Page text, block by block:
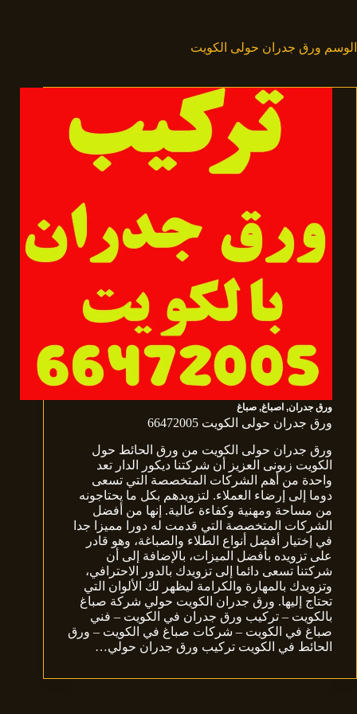
الوسم ورق جدران حولى الكويت
ورق جدران, اصباغ, صباغ
ورق جدران حولى الكويت 66472005
ورق جدران حولى الكويت من ورق الحائط حول
الكويت زبونى العزيز أن شركتنا ديكور الدار تعد
واحدة من أهم الشركات المتخصصة التي تسعى
دوما إلى إرضاء العملاء. لتزويدهم بكل ما يحتاجونه
من مساحة ومهنية وكفاءة عالية. إنها من أفضل
الشركات المتخصصة التي قدمت له دورا مميزا جدا
في إختيار أفضل أنواع الطلاء والصباغة، وهو قادر
على تزويده بأفضل الميزات، بالإضافة إلى أن
شركتنا تسعى دائما إلى تزويدك بالدور الاحترافي،
وتزويدك بالمهارة والكرامة ليظهر لك الألوان التي
تحتاج إليها. ورق جدران الكويت حولي شركة صباغ
بالكويت – تركيب ورق جدران في الكويت – فني
صباغ في الكويت – شركات صباغ في الكويت – ورق
الحائط في الكويت تركيب ورق جدران حولي…